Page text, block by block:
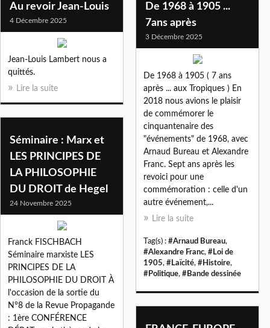
Au revoir Jean-Louis
4 Décembre 2025
Jean-Louis Lambert nous a
quittés.
Lire la suite
De 1968 à 1905 ...
7ans après
3 Décembre 2025
De 1968 à 1905 ( 7 ans
après ... aux Tropiques ) En
2018 nous avions le plaisir
de commémorer le
cinquantenaire des
"événements" de 1968, avec
Arnaud Bureau et Alexandre
Franc. Sept ans après les
revoici pour une
commémoration : celle d'un
autre événement,...
Lire la suite
Tag(s) : #Arnaud Bureau,
#Alexandre Franc, #Loi de
1905, #Laïcité, #Histoire,
#Politique, #Bande dessinée
Séminaire : Marx et
LES PRINCIPES DE
LA PHILOSOPHIE
DU DROIT de Hegel
24 Novembre 2025
Franck FISCHBACH
Séminaire marxiste LES
PRINCIPES DE LA
PHILOSOPHIE DU DROIT À
l'occasion de la sortie du
N°8 de la Revue Propagande
: 1ère CONFÉRENCE